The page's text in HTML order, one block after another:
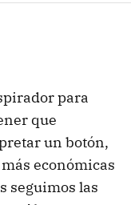
para
que
un botón,
económicas
seguimos las